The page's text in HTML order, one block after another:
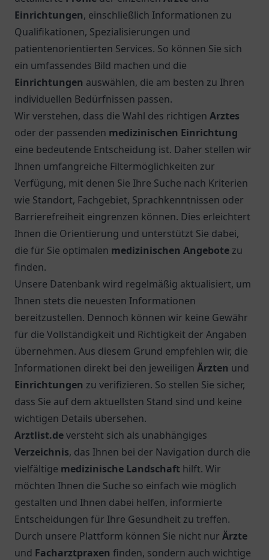
Einrichtungen, einschließlich Informationen zu
Qualifikationen, Spezialisierungen und
patientenorientierten Services. So können Sie sich
ein umfassendes Bild machen und die
Einrichtungen auswählen, die am besten zu Ihren
individuellen Bedürfnissen passen.
Wir verstehen, dass die Wahl des richtigen Arztes
oder der passenden medizinischen Einrichtung
eine bedeutende Entscheidung ist. Daher stellen wir
Ihnen umfangreiche Filtermöglichkeiten zur
Verfügung, mit denen Sie Ihre Suche nach Kriterien
wie Standort, Fachgebiet, Sprachkenntnissen oder
Barrierefreiheit eingrenzen können. Dies erleichtert
Ihnen die Orientierung und unterstützt Sie dabei,
die für Sie optimalen medizinischen Angebote zu
finden.
Unsere Datenbank wird regelmäßig aktualisiert, um
Ihnen stets die neuesten Informationen
bereitzustellen. Dennoch können wir keine Gewähr
für die Vollständigkeit und Richtigkeit der Angaben
übernehmen. Aus diesem Grund empfehlen wir, die
Informationen direkt bei den jeweiligen Ärzten und
Einrichtungen zu verifizieren. So stellen Sie sicher,
dass Sie auf dem aktuellsten Stand sind und keine
wichtigen Details übersehen.
Arztlist.deversteht sich als unabhängiges
Verzeichnis, das Ihnen bei der Navigation durch die
vielfältige medizinische Landschaft hilft. Wir
möchten Ihnen die Suche so einfach wie möglich
gestalten und Ihnen dabei helfen, informierte
Entscheidungen für Ihre Gesundheit zu treffen.
Durch unsere Plattform können Sie nicht nur Ärzte
und Facharztpraxen finden, sondern auch wichtige